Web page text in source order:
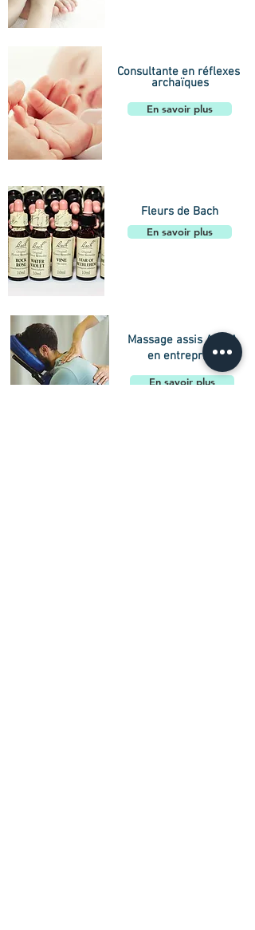
Consultante en réflexes
archaïques
En savoir plus
Fleurs de Bach
En savoir plus
Massage assis AMMA
en entreprise
En savoir plus